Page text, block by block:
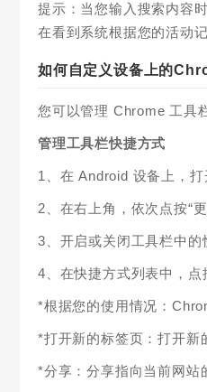
提示：当您输入搜索内容
在看到系统根据您的活动
如何自定义设备上的
您可以管理 Chrome 工具
管理工具栏快捷方式
1、在 Android 设备上，打
2、在右上角，依次点按“
3、开启或关闭工具栏中的
4、在快捷方式列表中，点
*根据您的使用情况：
*打开新的标签页：打开新
*分享：分享指向当前网站